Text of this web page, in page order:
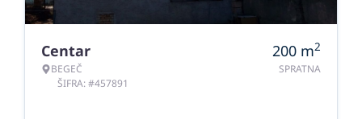
Centar
BEGEČ
ŠIFRA: #457891
200 m2
SPRATNA